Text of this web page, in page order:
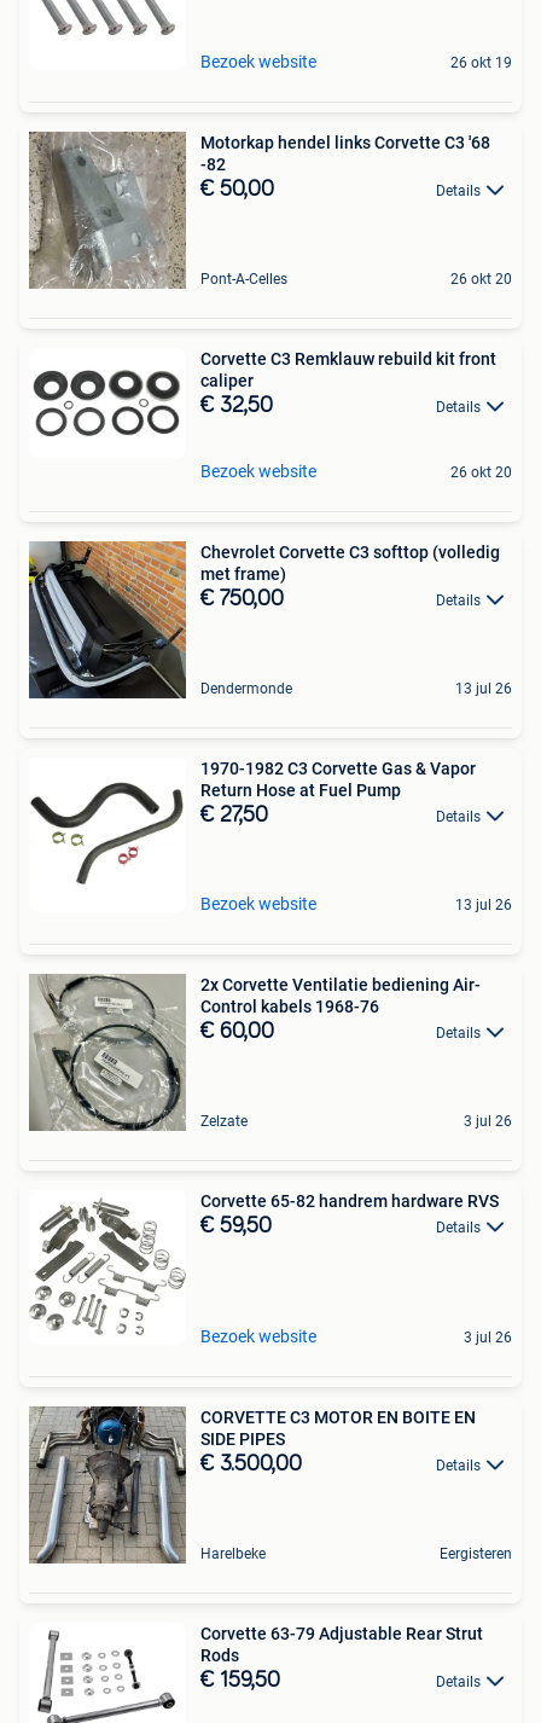
Bezoek website 26 okt 19
Motorkap hendel links Corvette C3 '68
-82
€ 50,00 Details
Pont-A-Celles 26 okt 20
Corvette C3 Remklauw rebuild kit front
caliper
€ 32,50 Details
Bezoek website 26 okt 20
Chevrolet Corvette C3 softtop (volledig
met frame)
€ 750,00 Details
Dendermonde 13 jul 26
1970-1982 C3 Corvette Gas & Vapor
Return Hose at Fuel Pump
€ 27,50 Details
Bezoek website 13 jul 26
2x Corvette Ventilatie bediening Air-
Control kabels 1968-76
€ 60,00 Details
Zelzate 3 jul 26
Corvette 65-82 handrem hardware RVS
€ 59,50 Details
Bezoek website 3 jul 26
CORVETTE C3 MOTOR EN BOITE EN
SIDE PIPES
€ 3.500,00 Details
Harelbeke Eergisteren
Corvette 63-79 Adjustable Rear Strut
Rods
€ 159,50 Details